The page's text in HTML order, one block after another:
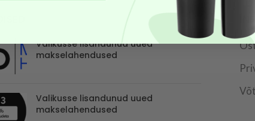
Valikusse lisandunud uued
makselahendused
Valikusse lisandunud uued
makselahendused